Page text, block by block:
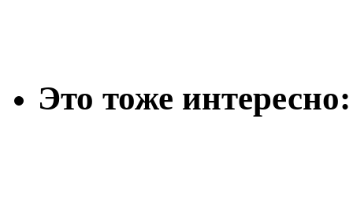
Это тоже интересно: